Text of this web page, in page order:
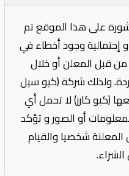
على هذا الموقع تم
إحتمالية وجود أخطاء في
من قبل المعلن أو خلال
ولذلك شركة (كيو سيل
(كيو كارز) لا تحمل أي
أو الصور و تؤكد
شخصيا والقيام